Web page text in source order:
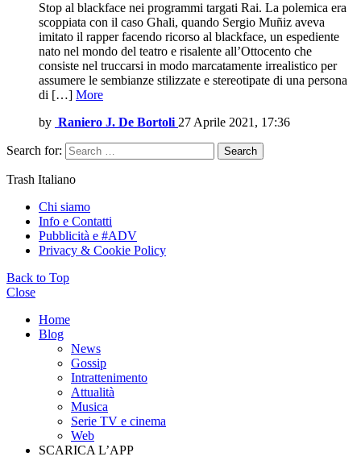
Stop al blackface nei programmi targati Rai. La polemica era
scoppiata con il caso Ghali, quando Sergio Muñiz aveva
imitato il rapper facendo ricorso al blackface, un espediente
nato nel mondo del teatro e risalente all’Ottocento che
consiste nel truccarsi in modo marcatamente irrealistico per
assumere le sembianze stilizzate e stereotipate di una persona
di […] More
by Raniero J. De Bortoli 27 Aprile 2021, 17:36
Search for: Search
Trash Italiano
Chi siamo
Info e Contatti
Pubblicità e #ADV
Privacy & Cookie Policy
Back to Top
Close
Home
Blog
News
Gossip
Intrattenimento
Attualità
Musica
Serie TV e cinema
Web
SCARICA L’APP